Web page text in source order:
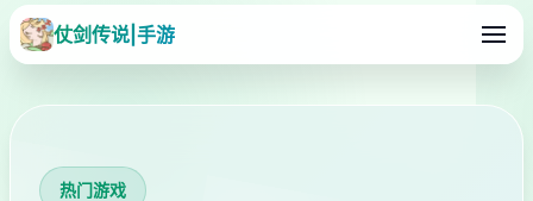
仗剑传说|手游
热门游戏